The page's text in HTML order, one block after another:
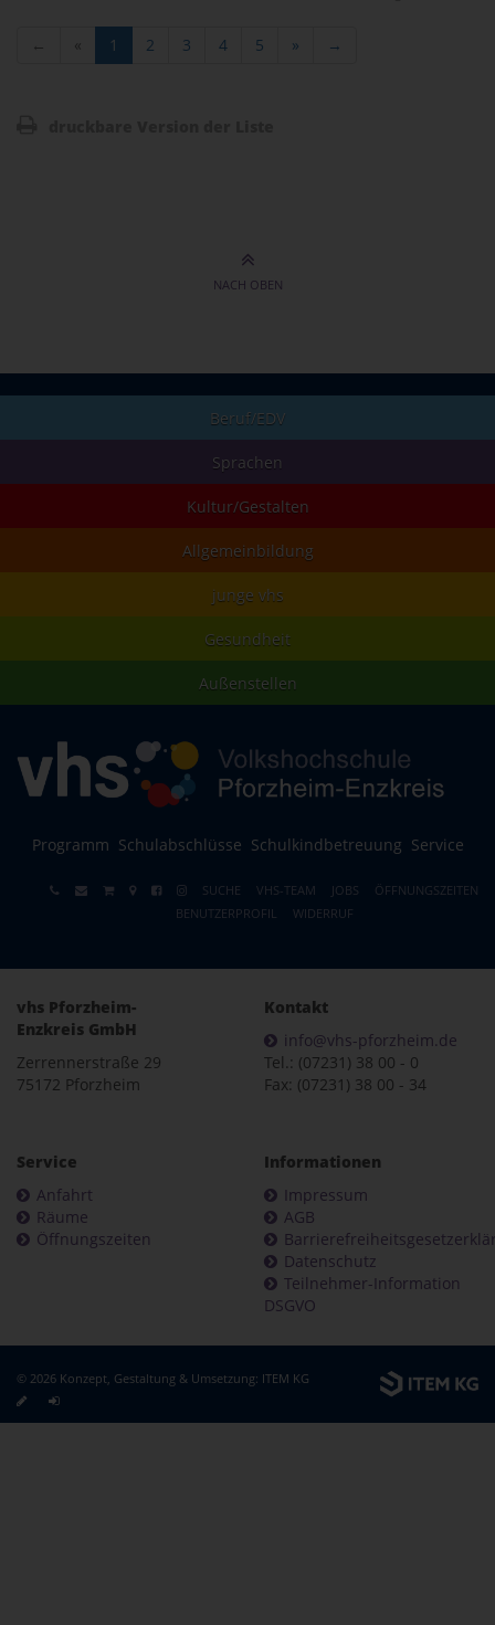
← « 1 2 3 4 5 » →
NACH OBEN
Beruf/EDV
Sprachen
Kultur/Gestalten
Allgemeinbildung
junge vhs
Gesundheit
Außenstellen
Programm Schulabschlüsse Schulkindbetreuung Service
SUCHE VHS-TEAM JOBS
ÖFFNUNGSZEITEN
BENUTZERPROFIL
WIDERRUF
vhs Pforzheim-
Enzkreis GmbH
Zerrennerstraße 29
75172 Pforzheim
Kontakt
info@vhs-pforzheim.de
Tel.: (07231) 38 00 - 0
Fax: (07231) 38 00 - 34
Service
Anfahrt
Räume
Öffnungszeiten
Informationen
Impressum
AGB
Datenschutz
Teilnehmer-Information
DSGVO
© 2026 Konzept, Gestaltung & Umsetzung: ITEM KG